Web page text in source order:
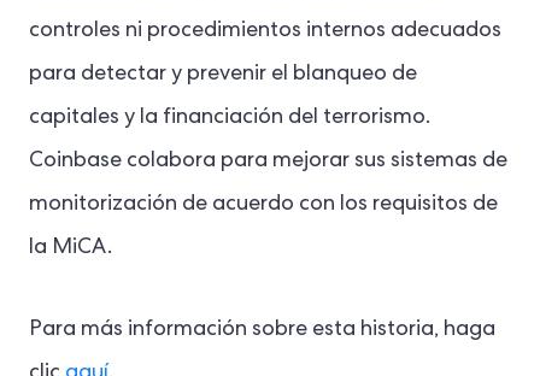
controles ni procedimientos internos adecuados
para detectar y prevenir el blanqueo de
capitales y la financiación del terrorismo.
Coinbase colabora para mejorar sus sistemas de
monitorización de acuerdo con los requisitos de
la MiCA.
Para más información sobre esta historia, haga